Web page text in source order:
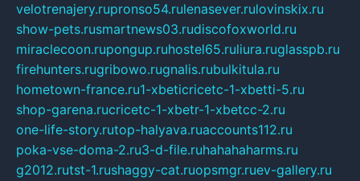
velotrenajery.rupronso54.rulenasever.rulovinskix.ru
show-pets.rusmartnews03.rudiscofoxworld.ru
miraclecoon.rupongup.ruhostel65.ruliura.ruglasspb.ru
firehunters.rugribowo.rugnalis.rubulkitula.ru
hometown-france.ru1-xbeticricetc-1-xbetti-5.ru
shop-garena.rucricetc-1-xbetr-1-xbetcc-2.ru
one-life-story.rutop-halyava.ruaccounts112.ru
poka-vse-doma-2.ru3-d-file.ruhahahaharms.ru
g2012.rutst-1.rushaggy-cat.ruopsmgr.ruev-gallery.ru